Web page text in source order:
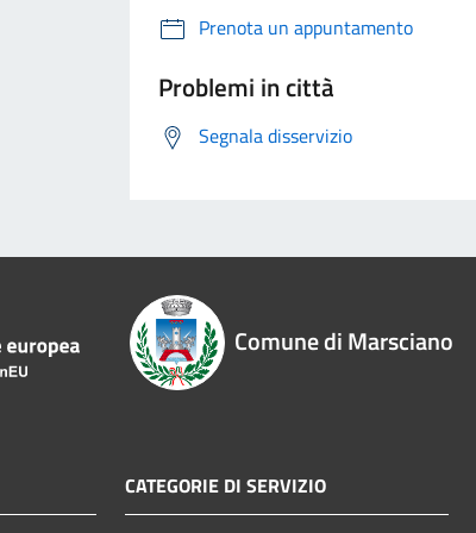
Prenota un appuntamento
Problemi in città
Segnala disservizio
Comune di Marsciano
CATEGORIE DI SERVIZIO